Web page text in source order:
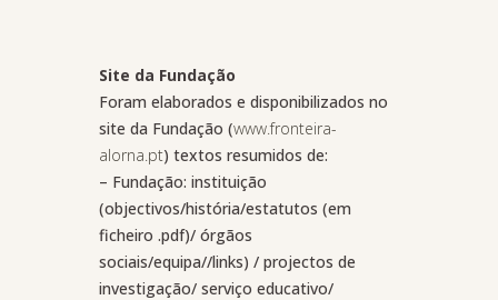
Site da Fundação
Foram elaborados e disponibilizados no
site da Fundação (www.fronteira-
alorna.pt) textos resumidos de:
– Fundação: instituição
(objectivos/história/estatutos (em
ficheiro .pdf)/ órgãos
sociais/equipa//links) / projectos de
investigação/ serviço educativo/